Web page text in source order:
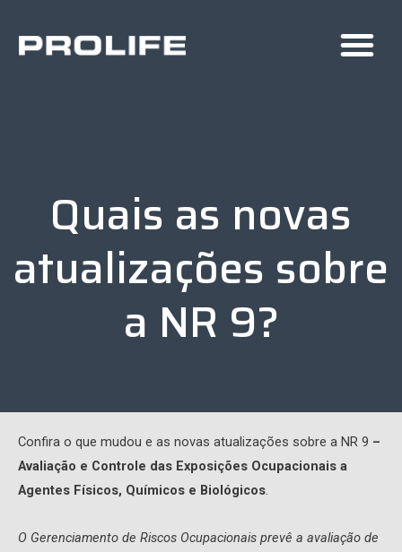
Quais as novas
atualizações sobre
a NR 9?
Confira o que mudou e as novas atualizações sobre a NR 9 –
Avaliação e Controle das Exposições Ocupacionais a
Agentes Físicos, Químicos e Biológicos.
O Gerenciamento de Riscos Ocupacionais prevê a avaliação de